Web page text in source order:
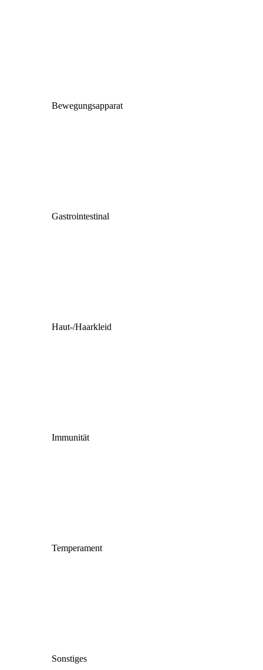
Bewegungsapparat
Gastrointestinal
Haut-/Haarkleid
Immunität
Temperament
Sonstiges